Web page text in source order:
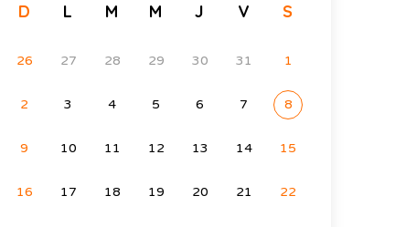
D L M M J V S
26 27 28 29 30 31 1
2 3 4 5 6 7 8
9 10 11 12 13 14 15
16 17 18 19 20 21 22